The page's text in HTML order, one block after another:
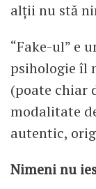
alții nu stă
“Fake-ul” e
psihologie îl
(poate chiar
modalitate
autentic,
Nimeni nu